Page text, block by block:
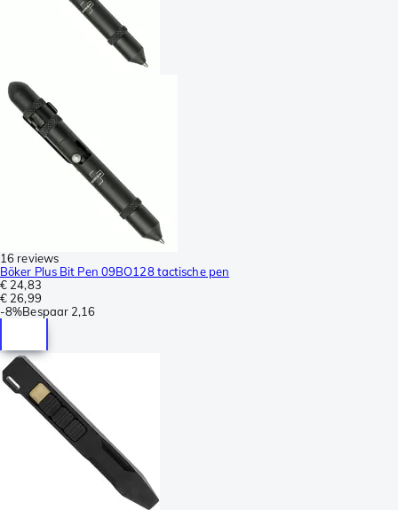
16 reviews
Böker Plus Bit Pen 09BO128 tactische pen
€ 24,83
€ 26,99
-8%Bespaar 2,16